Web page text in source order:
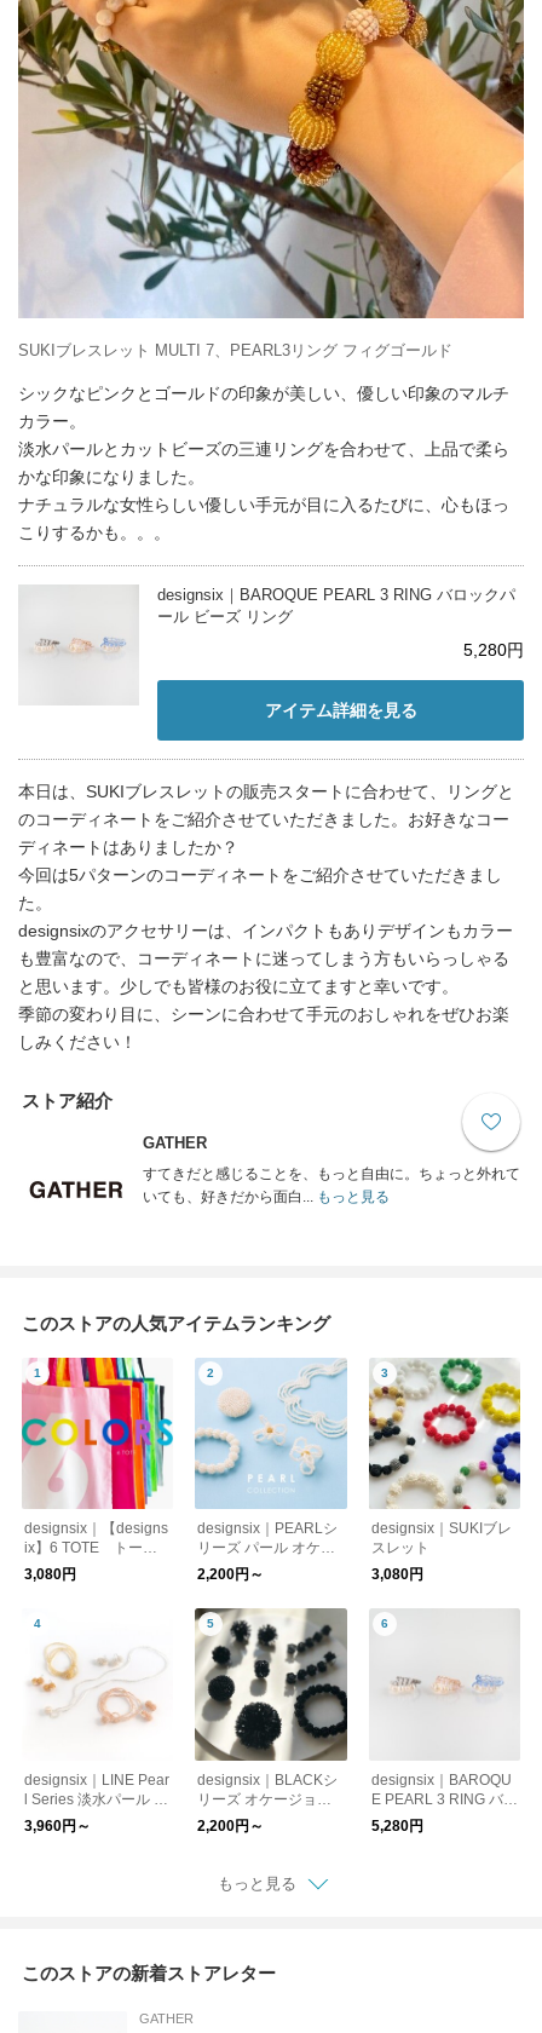
SUKIブレスレット MULTI 7、PEARL3リング フィグゴールド
シックなピンクとゴールドの印象が美しい、優しい印象のマルチ
カラー。
淡水パールとカットビーズの三連リングを合わせて、上品で柔ら
かな印象になりました。
ナチュラルな女性らしい優しい手元が目に入るたびに、心もほっ
こりするかも。。。
designsix｜BAROQUE PEARL 3 RING バロックパ
ール ビーズ リング
5,280円
アイテム詳細を見る
本日は、SUKIブレスレットの販売スタートに合わせて、リングと
のコーディネートをご紹介させていただきました。お好きなコー
ディネートはありましたか？
今回は5パターンのコーディネートをご紹介させていただきまし
た。
designsixのアクセサリーは、インパクトもありデザインもカラー
も豊富なので、コーディネートに迷ってしまう方もいらっしゃる
と思います。少しでも皆様のお役に立てますと幸いです。
季節の変わり目に、シーンに合わせて手元のおしゃれをぜひお楽
しみください！
ストア紹介
GATHER
すてきだと感じることを、もっと自由に。ちょっと外れて
いても、好きだから面白...もっと見る
このストアの人気アイテムランキング
designsix｜【designs
ix】6 TOTE トート
バッグ
3,080円
designsix｜PEARLシ
リーズ パール オケー
ジョン アクセサリー
2,200円～
designsix｜SUKIブレ
スレット
3,080円
designsix｜LINE Pear
l Series 淡水パール バ
ロックパール ネック
レス ピアス
3,960円～
designsix｜BLACKシ
リーズ オケージョン
ブラック アクセサリ
ー
2,200円～
designsix｜BAROQU
E PEARL 3 RING バロ
ックパール ビーズ リ
ング
5,280円
もっと見る
このストアの新着ストアレター
GATHER